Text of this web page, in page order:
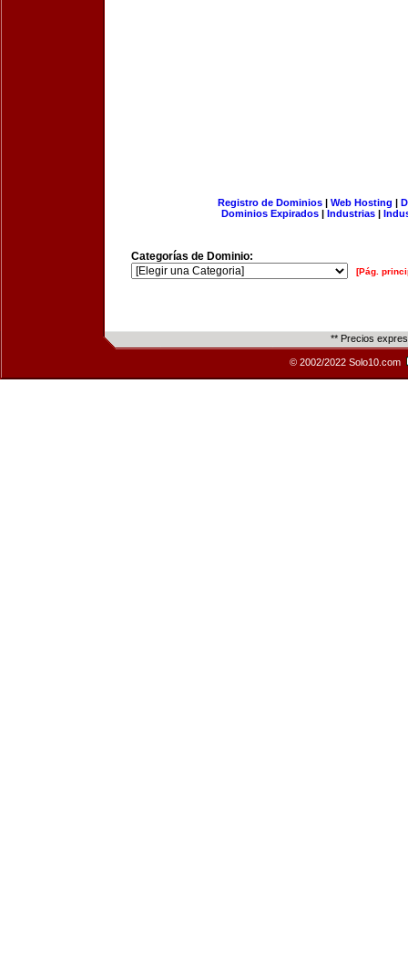
Registro de Dominios| Web Hosting |
Dominios Expirados | Industrias |
Categorías de Dominio:
[Pág.
** Precios
© 2002/2022 Solo10.com